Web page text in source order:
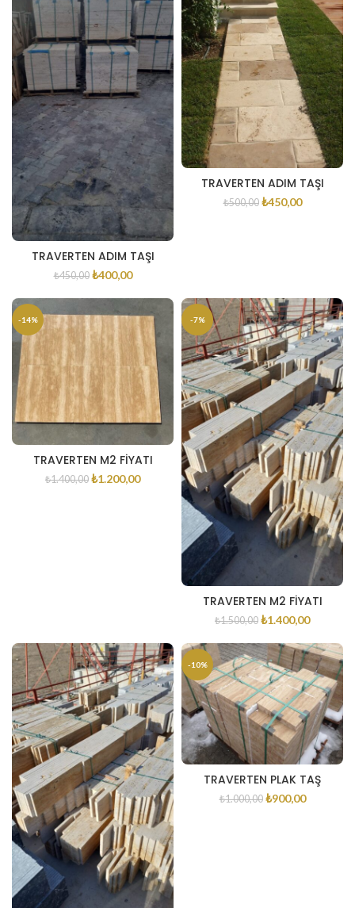
TRAVERTEN ADIM TAŞI
₺450,00 ₺400,00
TRAVERTEN ADIM TAŞI
₺500,00 ₺450,00
-14%
TRAVERTEN M2 FİYATI
₺1.400,00 ₺1.200,00
-7%
TRAVERTEN M2 FİYATI
₺1.500,00 ₺1.400,00
-10%
TRAVERTEN PLAK TAŞ
₺1.000,00 ₺900,00